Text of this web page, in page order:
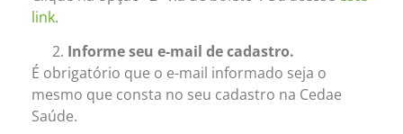
link.
Informe seu e-mail de cadastro.
É obrigatório que o e-mail informado seja o
mesmo que consta no seu cadastro na Cedae
Saúde.